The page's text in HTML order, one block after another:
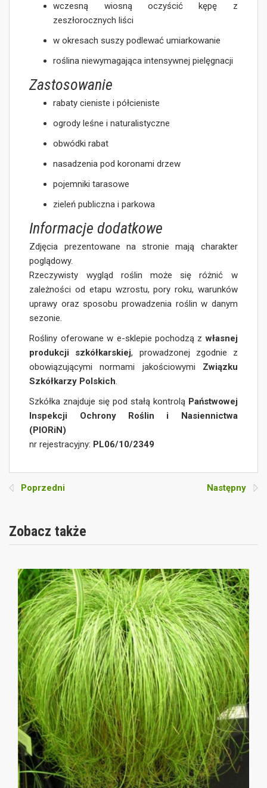
wczesną wiosną oczyścić kępę z
zeszłorocznych liści
w okresach suszy podlewać umiarkowanie
roślina niewymagająca intensywnej pielęgnacji
Zastosowanie
rabaty cieniste i półcieniste
ogrody leśne i naturalistyczne
obwódki rabat
nasadzenia pod koronami drzew
pojemniki tarasowe
zieleń publiczna i parkowa
Informacje dodatkowe
Zdjęcia prezentowane na stronie mają charakter
poglądowy.
Rzeczywisty wygląd roślin może się różnić w
zależności od etapu wzrostu, pory roku, warunków
uprawy oraz sposobu prowadzenia roślin w danym
sezonie.
Rośliny oferowane w e-sklepie pochodzą zwłasnej
produkcji szkółkarskiej, prowadzonej zgodnie z
obowiązującymi normami jakościowymi Związku
Szkółkarzy Polskich
Szkółka znajduje się pod stałą kontrolą Państwowej
Inspekcji Ochrony Roślin i Nasiennictwa
(PIORiN)
nr rejestracyjny: PL06/10/2349
Poprzedni Następny
Zobacz także